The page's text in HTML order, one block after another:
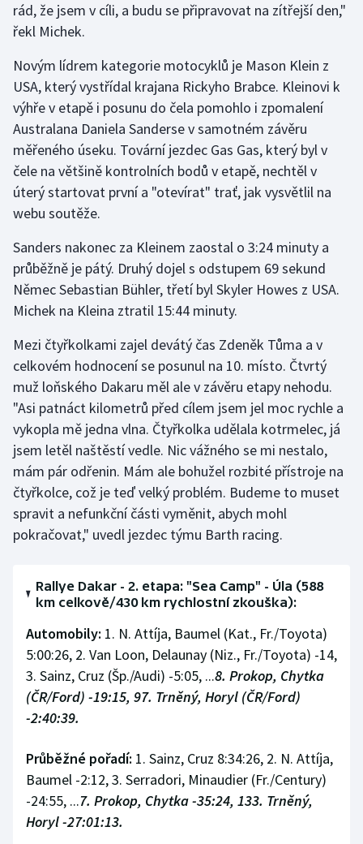
rád, že jsem v cíli, a budu se připravovat na zítřejší den,"
řekl Michek.
Novým lídrem kategorie motocyklů je Mason Klein z
USA, který vystřídal krajana Rickyho Brabce. Kleinovi k
výhře v etapě i posunu do čela pomohlo i zpomalení
Australana Daniela Sanderse v samotném závěru
měřeného úseku. Tovární jezdec Gas Gas, který byl v
čele na většině kontrolních bodů v etapě, nechtěl v
úterý startovat první a "otevírat" trať, jak vysvětlil na
webu soutěže.
Sanders nakonec za Kleinem zaostal o 3:24 minuty a
průběžně je pátý. Druhý dojel s odstupem 69 sekund
Němec Sebastian Bühler, třetí byl Skyler Howes z USA.
Michek na Kleina ztratil 15:44 minuty.
Mezi čtyřkolkami zajel devátý čas Zdeněk Tůma a v
celkovém hodnocení se posunul na 10. místo. Čtvrtý
muž loňského Dakaru měl ale v závěru etapy nehodu.
"Asi patnáct kilometrů před cílem jsem jel moc rychle a
vykopla mě jedna vlna. Čtyřkolka udělala kotrmelec, já
jsem letěl naštěstí vedle. Nic vážného se mi nestalo,
mám pár odřenin. Mám ale bohužel rozbité přístroje na
čtyřkolce, což je teď velký problém. Budeme to muset
spravit a nefunkční části vyměnit, abych mohl
pokračovat," uvedl jezdec týmu Barth racing.
Rallye Dakar - 2. etapa: "Sea Camp" - Úla (588
km celkově/430 km rychlostní zkouška):
Automobily: 1. N. Attíja, Baumel (Kat., Fr./Toyota)
5:00:26, 2. Van Loon, Delaunay (Niz., Fr./Toyota) -14,
3. Sainz, Cruz (Šp./Audi) -5:05, ...8. Prokop, Chytka
(ČR/Ford) -19:15, 97. Trněný, Horyl (ČR/Ford)
-2:40:39.
Průběžné pořadí: 1. Sainz, Cruz 8:34:26, 2. N. Attíja,
Baumel -2:12, 3. Serradori, Minaudier (Fr./Century)
-24:55, ...7. Prokop, Chytka -35:24, 133. Trněný,
Horyl -27:01:13.